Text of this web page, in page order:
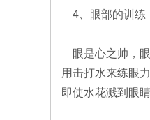
4、眼部的训练
眼是心之帅，眼
用击打水来练眼
即使水花溅到眼